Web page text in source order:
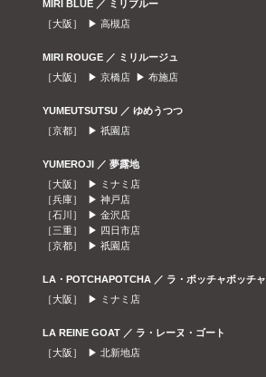
MIRI BLUE ／ ミリブルー
［大阪］ ▶ 高槻店
MIRI ROUGE ／ ミリルージュ
［大阪］ ▶ 京橋店 ▶ 布施店
YUMEUTSUTSU ／ ゆめうつつ
［京都］ ▶ 祇園店
YUMEROJI ／ 夢露地
［大阪］ ▶
ミナミ店
［兵庫］ ▶ 神戸店
［石川］ ▶ 金沢店
［三重］ ▶ 四日市店
［京都］ ▶ 祇園店
LA・POTCHAPOTCHA ／ ラ・ポッチャポッチャ
［大阪］ ▶
ミナミ店
LA REINE GOAT ／ ラ・レーヌ・ゴート
［大阪］ ▶ 北新地店